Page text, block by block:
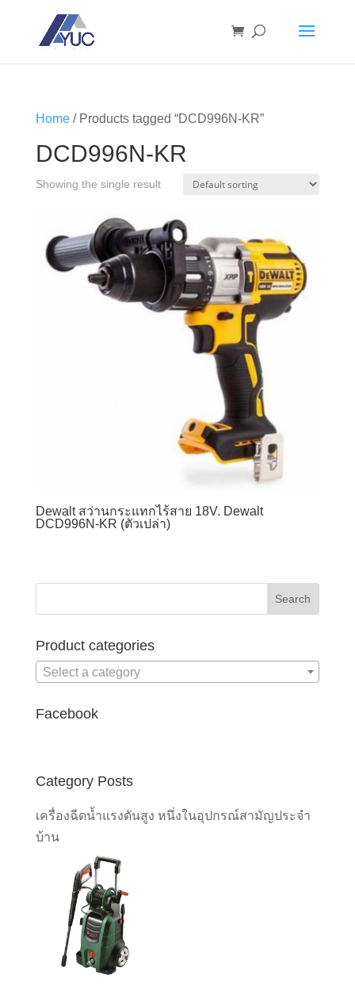
Home/ Products tagged “DCD996N-KR”
DCD996N-KR
Showing the single result
Dewalt สว่านกระแทกไร้สาย 18V. Dewalt
DCD996N-KR (ตัวเปล่า)
Product categories
Select a category
Facebook
Category Posts
เครื่องฉีดน้ำแรงดันสูง หนึ่งในอุปกรณ์สามัญประจำ
บ้าน